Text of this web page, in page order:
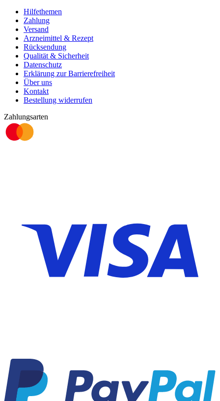
Hilfethemen
Zahlung
Versand
Arzneimittel & Rezept
Rücksendung
Qualität & Sicherheit
Datenschutz
Erklärung zur Barrierefreiheit
Über uns
Kontakt
Bestellung widerrufen
Zahlungsarten